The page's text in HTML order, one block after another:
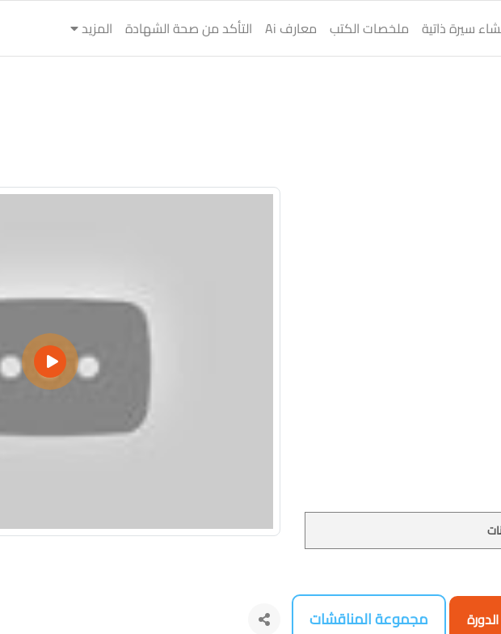
سيرة ذاتية ملخصات الكتب معارف Ai التأكد من صحة الشهادة المزيد
مجموعة المناقشات